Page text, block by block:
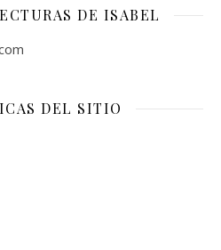
DE ISABEL
DEL SITIO